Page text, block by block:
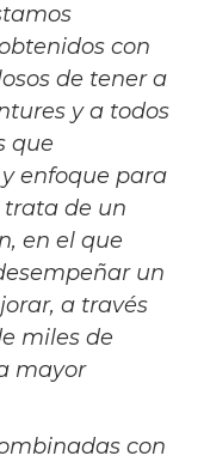
con
de tener a
y a todos
que
enfoque para
trata de un
en el que
un
a través
miles de
mayor
con